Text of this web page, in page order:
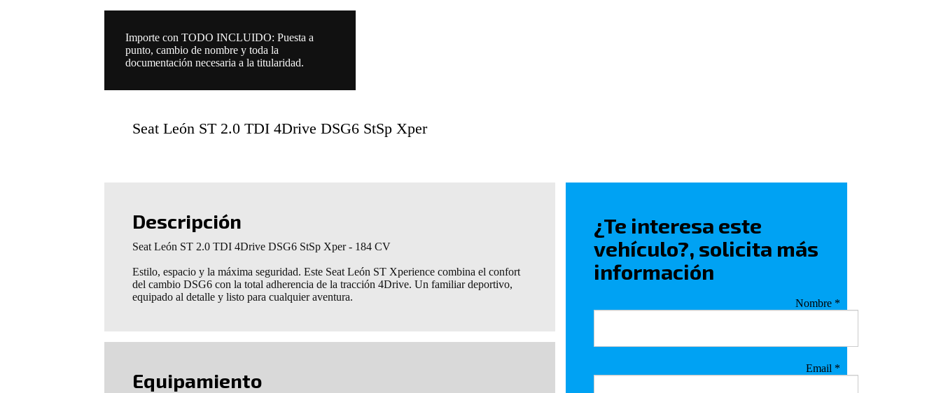
Importe con TODO INCLUIDO: Puesta a
punto, cambio de nombre y toda la
documentación necesaria a la titularidad.
Seat León ST 2.0 TDI 4Drive DSG6 StSp Xper
Descripción
Seat León ST 2.0 TDI 4Drive DSG6 StSp Xper - 184 CV
Estilo, espacio y la máxima seguridad. Este Seat León ST Xperience combina el confort
del cambio DSG6 con la total adherencia de la tracción 4Drive. Un familiar deportivo,
equipado al detalle y listo para cualquier aventura.
Equipamiento
¿Te interesa este
vehículo?, solicita más
información
Nombre *
Email *